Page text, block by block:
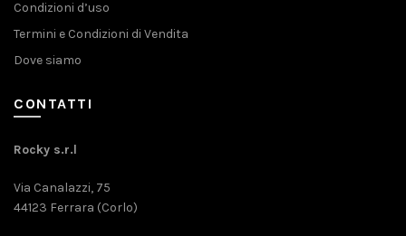
Condizioni d’uso
Termini e Condizioni di Vendita
Dove siamo
CONTATTI
Rocky s.r.l
Via Canalazzi, 75
44123 Ferrara (Corlo)